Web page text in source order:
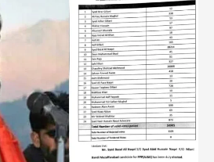
حلقہ
ایل
اے-28
مظفرآباد-2
لچھراٹ:
ریٹرننگ